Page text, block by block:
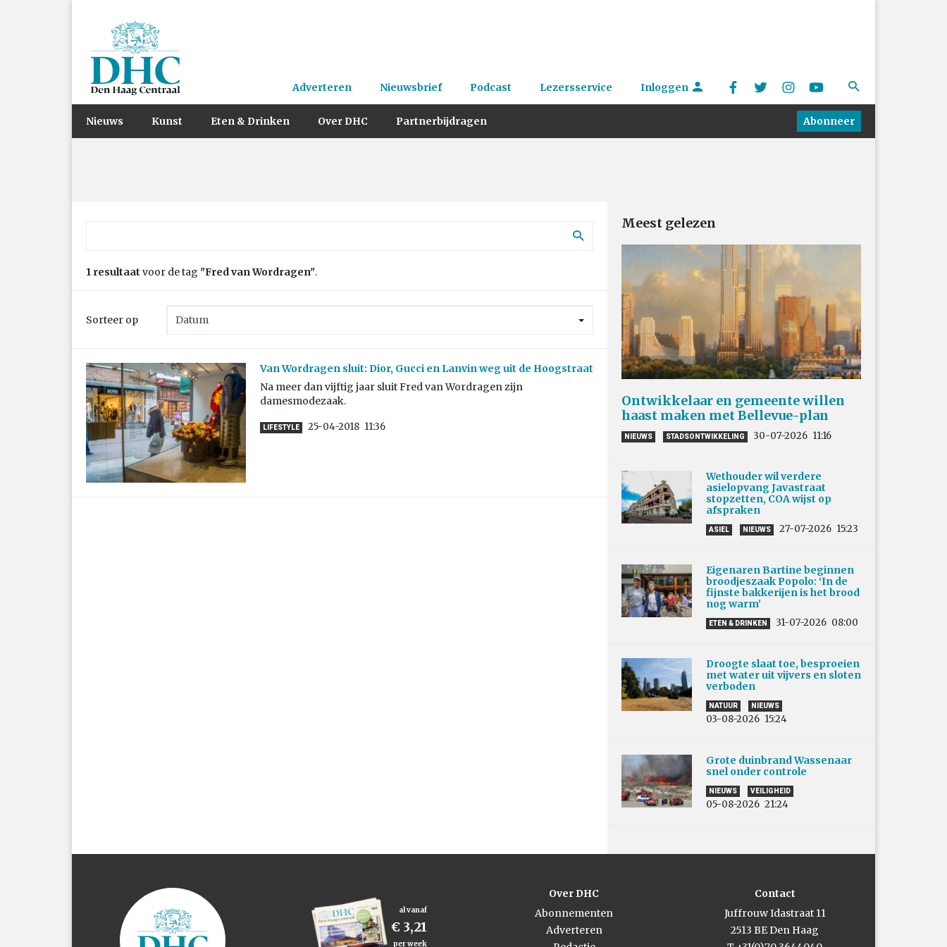
Adverteren Nieuwsbrief Podcast Lezersservice Inloggen
Nieuws Kunst Eten & Drinken Over DHC Partnerbijdragen Abonneer
1 resultaat voor de tag "Fred van Wordragen".
Sorteer op
Van Wordragen sluit: Dior, Gucci en Lanvin weg uit de Hoogstraat
Na meer dan vijftig jaar sluit Fred van Wordragen zijn
damesmodezaak.
LIFESTYLE 25-04-2018 11:36
Meest gelezen
Ontwikkelaar en gemeente willen
haast maken met Bellevue-plan
NIEUWS STADSONTWIKKELING 30-07-2026 11:16
Wethouder wil verdere
asielopvang Javastraat
stopzetten, COA wijst op
afspraken
ASIEL NIEUWS 27-07-2026 15:23
Eigenaren Bartine beginnen
broodjeszaak Popolo: ‘In de
fijnste bakkerijen is het brood
nog warm’
ETEN & DRINKEN 31-07-2026 08:00
Droogte slaat toe, besproeien
met water uit vijvers en sloten
verboden
NATUUR NIEUWS
03-08-2026 15:24
Grote duinbrand Wassenaar
snel onder controle
NIEUWS VEILIGHEID
05-08-2026 21:24
al vanaf
€ 3,21
per week
Over DHC
Abonnementen
Adverteren
Contact
Juffrouw Idastraat 11
2513 BE Den Haag